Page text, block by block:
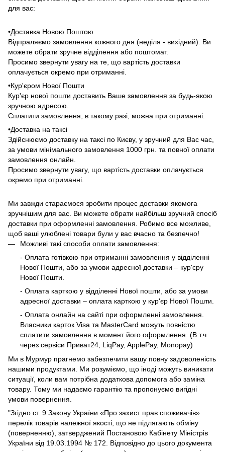
для вас:
•Доставка Новою Поштою
Відпраляємо замовлення кожного дня (неділя - вихідний). Ви
можете обрати зручне відділення або поштомат.
Просимо звернути увагу на те, що вартість доставки
оплачується окремо при отриманні.
•Кур'єром Нової Пошти
Кур'єр нової пошти доставить Ваше замовлення за будь-якою
зручною адресою.
Сплатити замовлення, в такому разі, можна при отриманні.
•Доставка на таксі
Здійснюємо доставку на таксі по Києву, у зручний для Вас час,
за умови мінімального замовлення 1000 грн. та повної оплати
замовлення онлайн.
Просимо звернути увагу, що вартість доставки оплачується
окремо при отриманні.
Ми завжди стараємося зробити процес доставки якомога
зручнішим для вас. Ви можете обрати найбільш зручний спосіб
доставки при оформленні замовлення. Робимо все можливе,
щоб ваші улюблені товари були у вас вчасно та безпечно!
Можливі такі способи оплати замовлення:
- Оплата готівкою при отриманні замовлення у відділенні
Нової Пошти, або за умови адресної доставки – кур'єру
Нової Пошти.
- Оплата карткою у відділенні Нової пошти, або за умови
адресної доставки – оплата карткою у кур'єр Нової Пошти.
- Оплата онлайн на сайті при оформленні замовлення.
Власники карток Visa та MasterCard можуть повністю
сплатити замовлення в момент його оформлення. (В т.ч
через сервіси Приват24, LiqPay, ApplePay, Monopay)
Ми в Мурмур прагнемо забезпечити вашу повну задоволеність
нашими продуктами. Ми розуміємо, що іноді можуть виникати
ситуації, коли вам потрібна додаткова допомога або заміна
товару. Тому ми надаємо гарантію та пропонуємо вигідні
умови повернення.
"Згідно ст. 9 Закону України «Про захист прав споживачів»
перелік товарів належної якості, що не підлягають обміну
(поверненню), затверджений Постановою Кабінету Міністрів
України від 19.03.1994 № 172. Відповідно до цього документа